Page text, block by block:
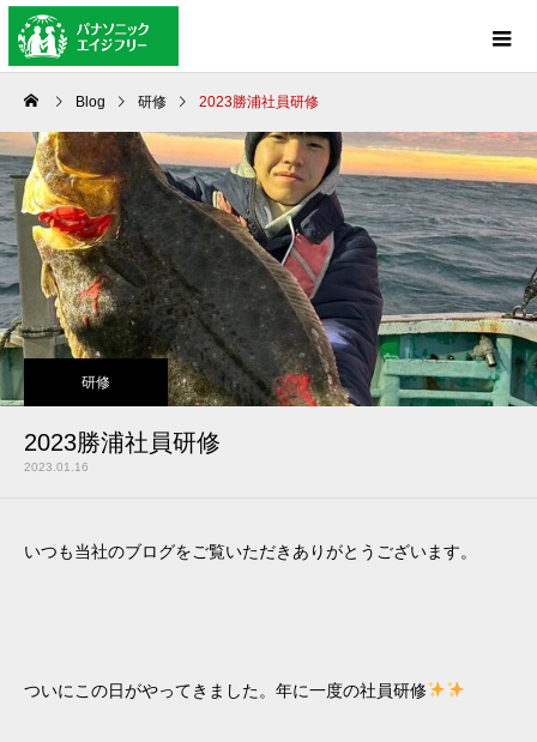
Blog 研修 2023勝浦社員研修
研修
2023勝浦社員研修
2023.01.16
いつも当社のブログをご覧いただきありがとうございます。
ついにこの日がやってきました。年に一度の社員研修